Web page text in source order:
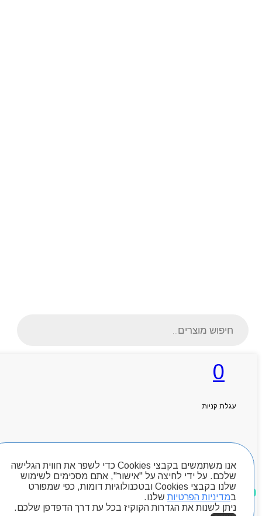
אנו משתמשים בקבצי Cookies כדי לשפר את חווית הגלישה
שלכם. על ידי לחיצה על "אישור", אתם מסכימים לשימוש
שלנו בקבצי Cookies ובטכנולוגיות דומות, כפי שמפורט
במדיניות הפרטיות שלנו.
ניתן לשנות את הגדרות הקוקיז בכל עת דרך הדפדפן שלכם.
0
עגלת קניות
חיפוש מוצרים
מוצרים שאהבתי
search
אודותניו
קטלוג מוצרים
מותגים
Byou